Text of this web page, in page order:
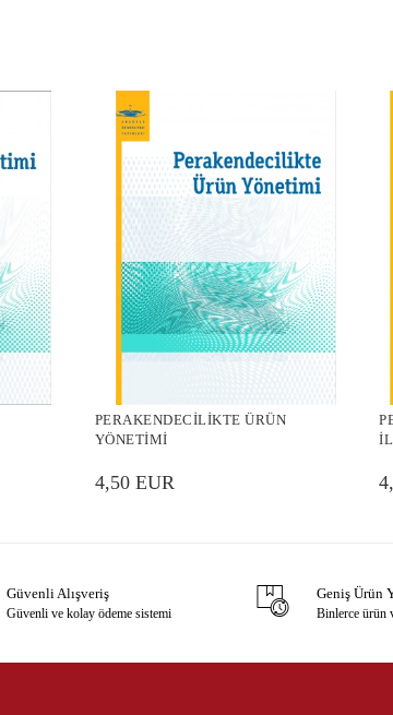
PERAKENDECİLİKTE ÜRÜN
YÖNETİMİ
4,50 EUR
Güvenli Alışveriş
Güvenli ve kolay ödeme sistemi
Geniş Ürün
Binlerce ürün